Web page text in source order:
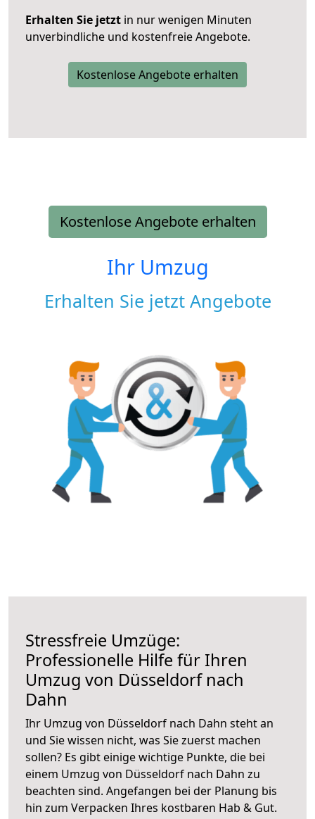
Erhalten Sie jetzt in nur wenigen Minuten
unverbindliche und kostenfreie Angebote.
Kostenlose Angebote erhalten
Kostenlose Angebote erhalten
Ihr Umzug
Erhalten Sie jetzt Angebote
Stressfreie Umzüge:
Professionelle Hilfe für Ihren
Umzug von Düsseldorf nach
Dahn
Ihr Umzug von Düsseldorf nach Dahn steht an
und Sie wissen nicht, was Sie zuerst machen
sollen? Es gibt einige wichtige Punkte, die bei
einem Umzug von Düsseldorf nach Dahn zu
beachten sind. Angefangen bei der Planung bis
hin zum Verpacken Ihres kostbaren Hab & Gut.